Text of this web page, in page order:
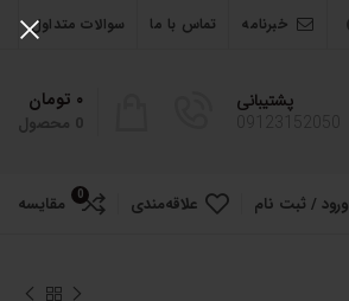
خبرنامه تماس با ما سوالات متداول
پشتیبانی
0 محصول
۰ تومان
ورود / ثبت نام علاقه‌مندی 0 مقایسه